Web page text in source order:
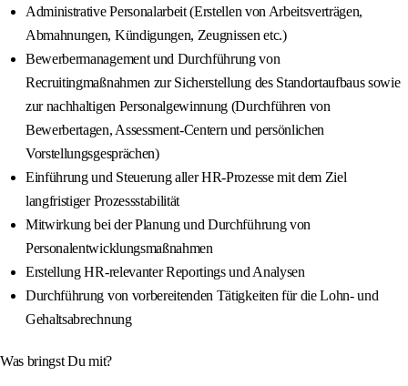
Administrative Personalarbeit (Erstellen von Arbeitsverträgen,
Abmahnungen, Kündigungen, Zeugnissen etc.)
Bewerbermanagement und Durchführung von
Recruitingmaßnahmen zur Sicherstellung des Standortaufbaus sowie
zur nachhaltigen Personalgewinnung (Durchführen von
Bewerbertagen, Assessment-Centern und persönlichen
Vorstellungsgesprächen)
Einführung und Steuerung aller HR-Prozesse mit dem Ziel
langfristiger Prozessstabilität
Mitwirkung bei der Planung und Durchführung von
Personalentwicklungsmaßnahmen
Erstellung HR-relevanter Reportings und Analysen
Durchführung von vorbereitenden Tätigkeiten für die Lohn- und
Gehaltsabrechnung
Was bringst Du mit?